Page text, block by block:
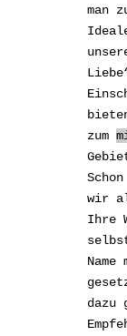
man
zum
wir
Ihre
dazu